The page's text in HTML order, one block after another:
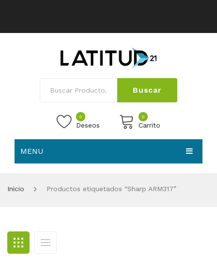
Buscar
0
Deseos
0
Carrito
MENU
BLOG
CONTACTO
Inicio Productos etiquetados “Sharp ARM317”